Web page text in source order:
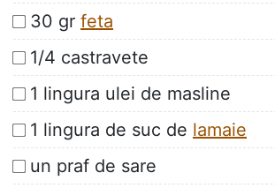
30 gr feta
1/4 castravete
1 lingura ulei de masline
1 lingura de suc de lamaie
un praf de sare